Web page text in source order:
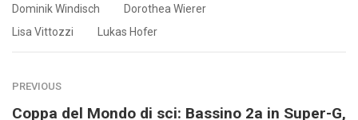
Dominik Windisch
Dorothea Wierer
Lisa Vittozzi
Lukas Hofer
PREVIOUS
Coppa del Mondo di sci: Bassino 2a in Super-G,